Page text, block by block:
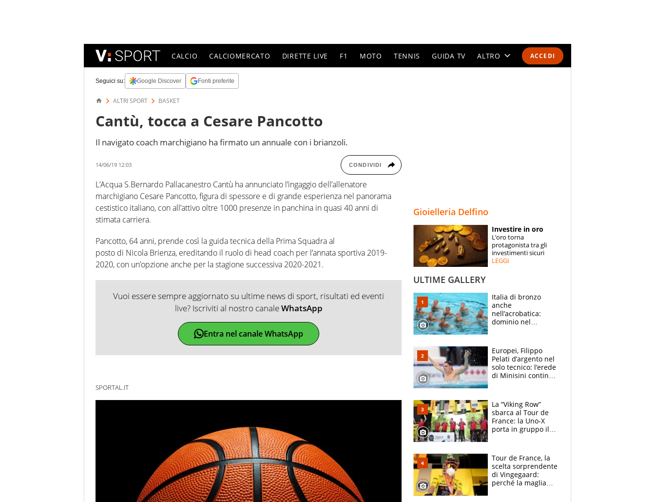
ACCEDI
CALCIO CALCIOMERCATO DIRETTE LIVE F1 MOTO TENNIS GUIDA TV ALTRO
SPECIALI
ESPERTI
Seguici su: Google Discover Fonti preferite
ALTRI SPORT BASKET
Cantù, tocca a Cesare Pancotto
Il navigato coach marchigiano ha firmato un annuale con i brianzoli.
14/06/19 12:03 CONDIVIDI
L’Acqua S.Bernardo Pallacanestro Cantù ha annunciato l’ingaggio dell’allenatore
marchigiano Cesare Pancotto, figura di spessore e di grande esperienza nel panorama
cestistico italiano, con all’attivo oltre 1000 presenze in panchina in quasi 40 anni di
stimata carriera.
Pancotto, 64 anni, prende così la guida tecnica della Prima Squadra al
posto di Nicola Brienza, ereditando il ruolo di head coach per l’annata sportiva 2019-
2020, con un’opzione anche per la stagione successiva 2020-2021.
Vuoi essere sempre aggiornato su ultime news di sport, risultati ed eventi
live? Iscriviti al nostro canaleWhatsApp
Entra nel canale WhatsApp
SPORTAL.IT
Gioielleria Delfino
Investire in oro
L’oro torna
protagonista tra gli
investimenti sicuri
LEGGI
ULTIME GALLERY
Italia di bronzo
anche
nell’acrobatica:
dominio nel
e compagni
continuare
Europei, Filippo
Pelati d’argento nel
solo tecnico: l’erede
di Minisini continua
mirino
La “Viking Row”
sbarca al Tour de
France: la Uno-X
porta in gruppo il
compagni
Tour de France, la
scelta sorprendente
di Vingegaard:
perché la maglia